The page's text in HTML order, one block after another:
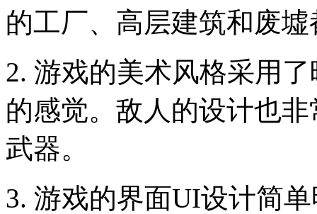
的工厂、高层建筑和废
2. 游戏的美术风格采用
的感觉。敌人的设计也
武器。
3. 游戏的界面UI设计简